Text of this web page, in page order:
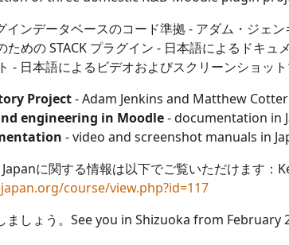
ンデータベースのコード準拠 - アダム・ジェ
めの STACK プラグイン - 日本語によるドキュ
- 日本語によるビデオおよびスクリーンショッ
Project- Adam Jenkins and Matthew Cotter
engineering in Moodle- documentation in
- video and screenshot manuals in
に関する情報は以下でご覧いただけます：
course/view.php?id=117
ましょう。See you in Shizuoka from February